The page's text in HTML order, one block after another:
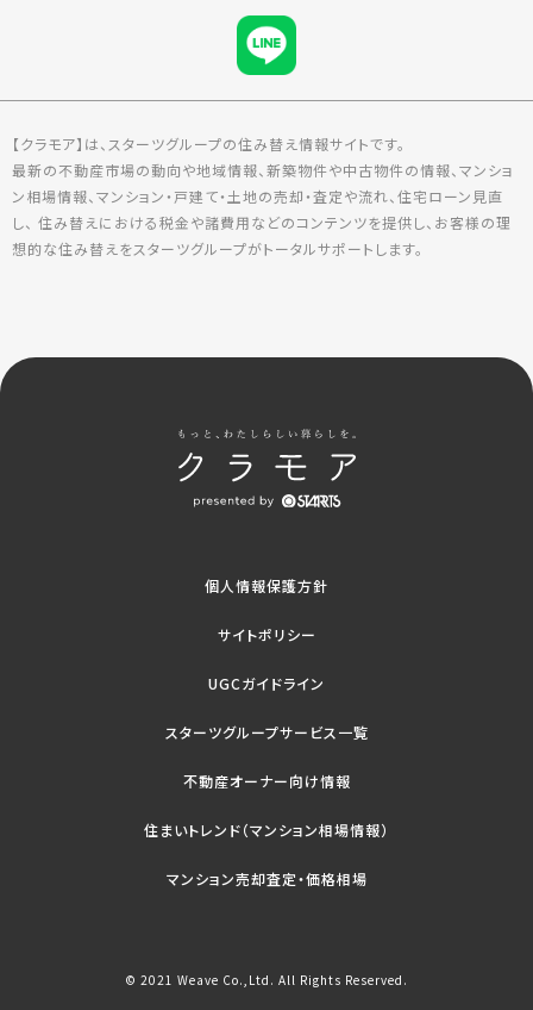
【クラモア】は、スターツグループの住み替え情報サイトです。
最新の不動産市場の動向や地域情報、新築物件や中古物件の情報、マンショ
ン相場情報、マンション・戸建て・土地の売却・査定や流れ、住宅ローン見直
し、 住み替えにおける税金や諸費用などのコンテンツを提供し、お客様の理
想的な住み替えをスターツグループがトータルサポートします。
個人情報保護方針
サイトポリシー
UGCガイドライン
スターツグループサービス一覧
不動産オーナー向け情報
住まいトレンド（マンション相場情報）
マンション売却査定・価格相場
© 2021 Weave Co.,Ltd. All Rights Reserved.